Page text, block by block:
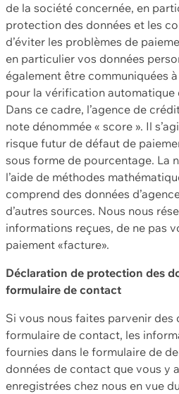
de la société concernée, en
protection des données et les
d’éviter les problèmes de
en particulier vos données
également être communiquées
pour la vérification
Dans ce cadre, l’agence de
note dénommée « score ». Il
risque futur de défaut de
sous forme de pourcentage. La
l’aide de méthodes
comprend des données
d’autres sources. Nous nous
informations reçues, de ne pas
paiement «facture».
Déclaration de protection des
formulaire de contact
Si vous nous faites parvenir des
formulaire de contact, les
fournies dans le formulaire de
données de contact que vous y
enregistrées chez nous en vue